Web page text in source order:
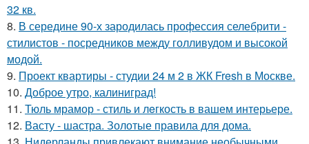
32 кв.
8. В середине 90-х зародилась профессия селебрити -
стилистов - посредников между голливудом и высокой
модой.
9. Проект квартиры - студии 24 м 2 в ЖК Fresh в Москве.
10. Доброе утро, калиниград!
11. Тюль мрамор - стиль и лeгкость в вашем интерьере.
12. Васту - шастра. Золотые правила для дома.